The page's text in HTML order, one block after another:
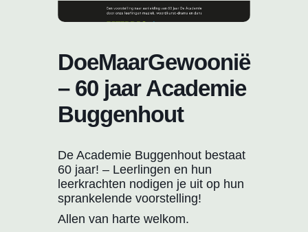
DoeMaarGewoonië
– 60 jaar Academie
Buggenhout
De Academie Buggenhout bestaat
60 jaar! – Leerlingen en hun
leerkrachten nodigen je uit op hun
sprankelende voorstelling!
Allen van harte welkom.